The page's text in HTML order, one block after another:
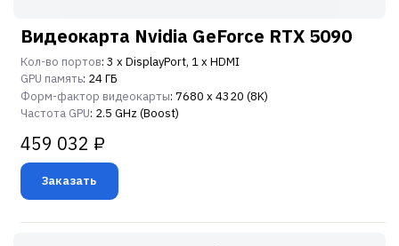
Видеокарта Nvidia GeForce RTX 5090
Кол-во портов: 3 x DisplayPort, 1 x HDMI
GPU память: 24 ГБ
Форм-фактор видеокарты: 7680 x 4320 (8K)
Частота GPU: 2.5 GHz (Boost)
459 032 ₽
Заказать